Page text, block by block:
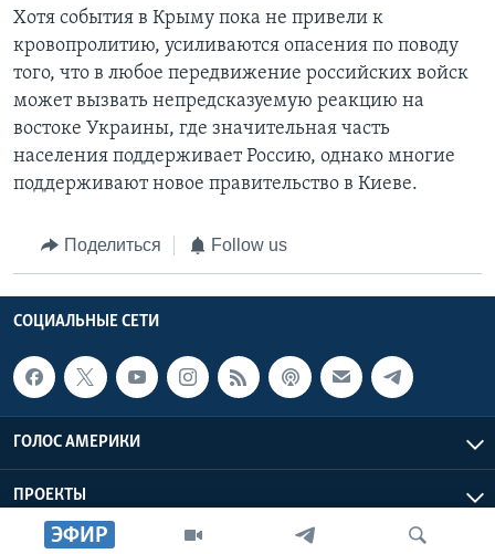
ЭФИР
Хотя события в Крыму пока не привели к
кровопролитию, усиливаются опасения по поводу
того, что в любое передвижение российских войск
может вызвать непредсказуемую реакцию на
востоке Украины, где значительная часть
населения поддерживает Россию, однако многие
поддерживают новое правительство в Киеве.
Поделиться Follow us
СОЦИАЛЬНЫЕ СЕТИ
ГОЛОС АМЕРИКИ
ПРОЕКТЫ